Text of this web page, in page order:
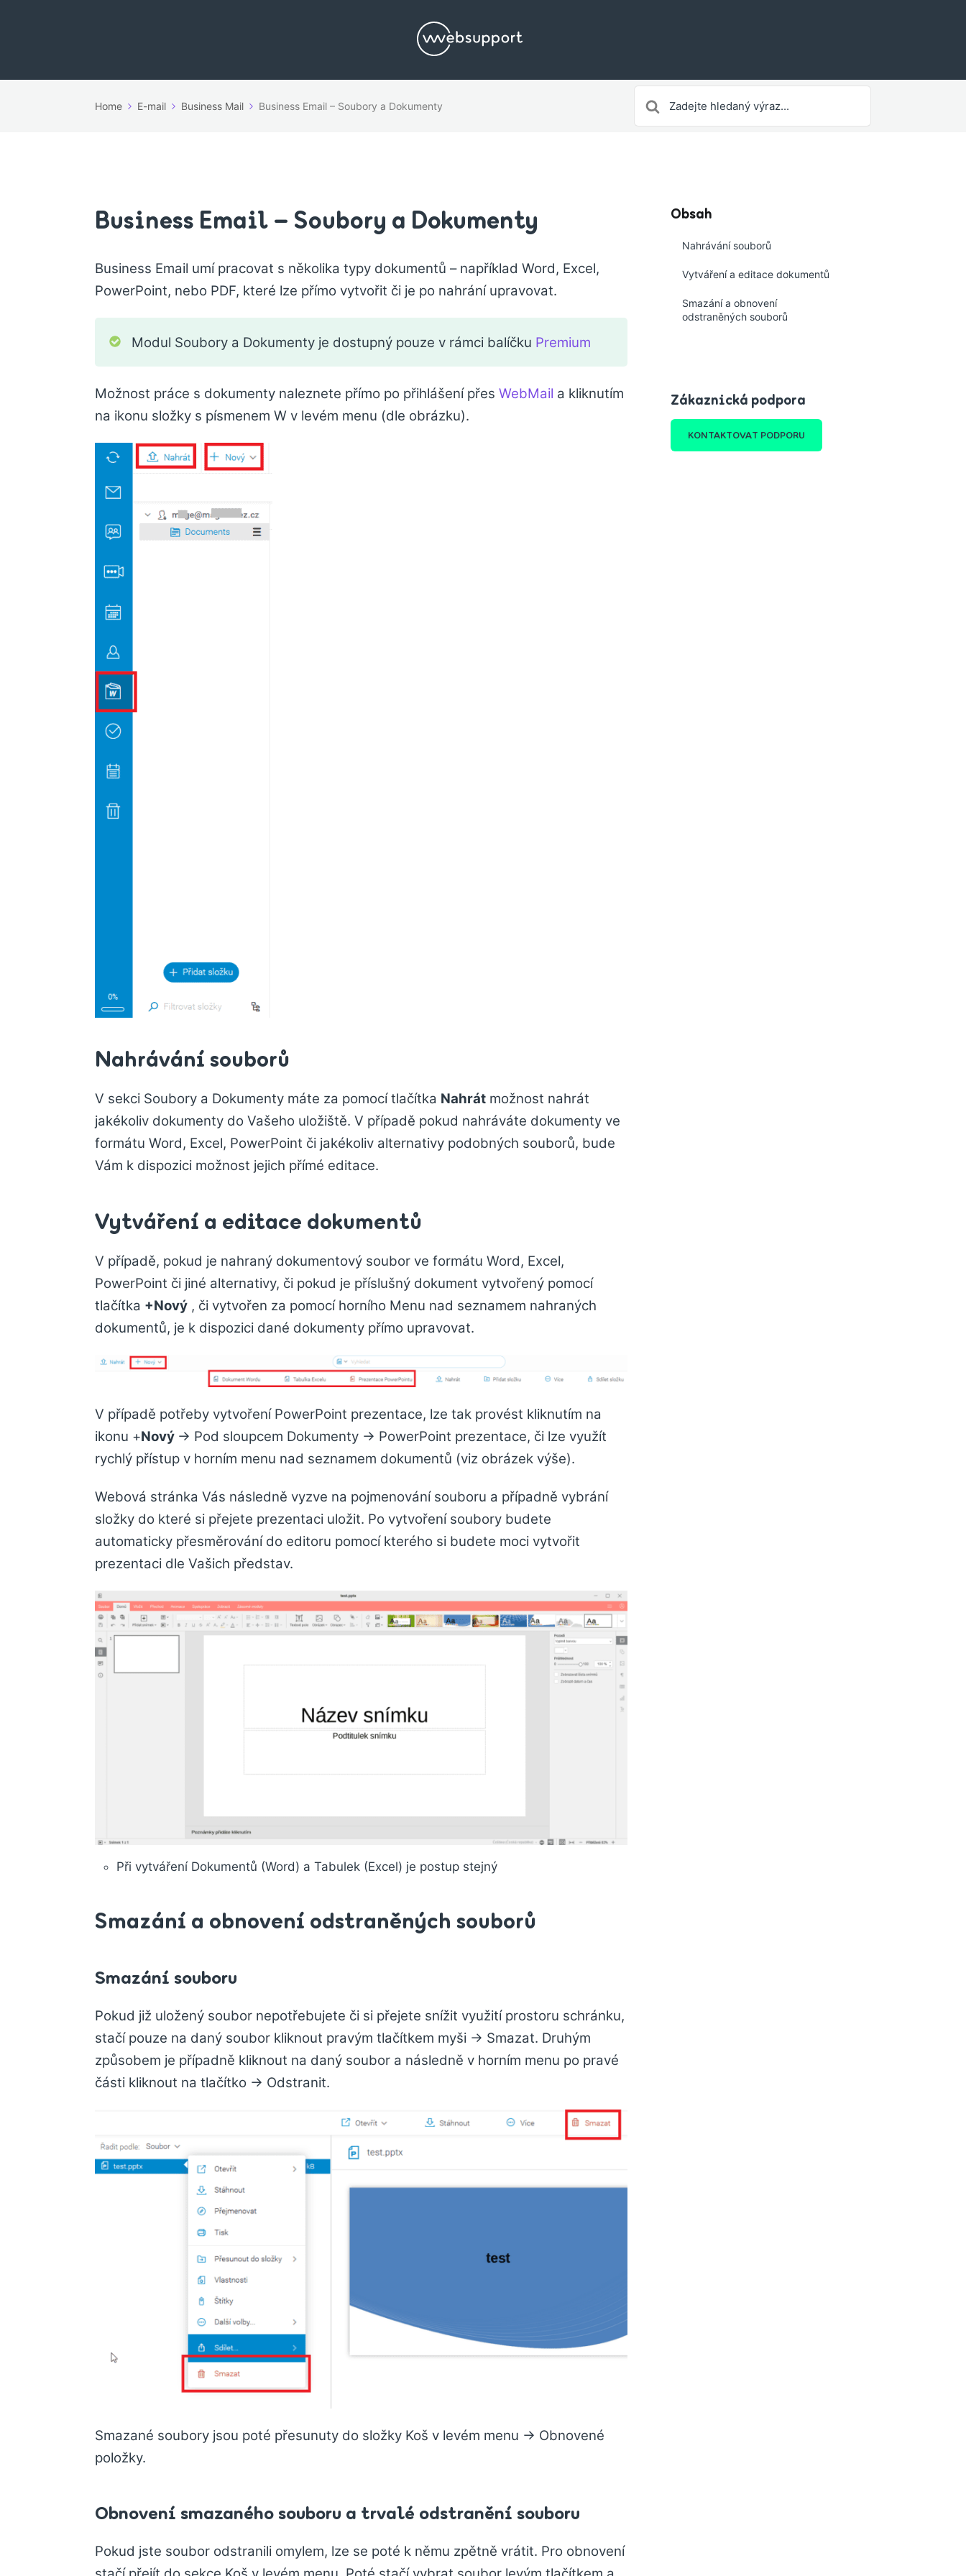
Home E-mail Business Mail Business Email – Soubory a Dokumenty
For
Business Email – Soubory a Dokumenty
Business Email umí pracovat s několika typy dokumentů – například Word, Excel,
PowerPoint, nebo PDF, které lze přímo vytvořit či je po nahrání upravovat.
Modul Soubory a Dokumenty je dostupný pouze v rámci balíčku Premium
Možnost práce s dokumenty naleznete přímo po přihlášení přes WebMail a kliknutím
na ikonu složky s písmenem W v levém menu (dle obrázku).
Nahrávání souborů
V sekci Soubory a Dokumenty máte za pomocí tlačítka Nahrát možnost nahrát
jakékoliv dokumenty do Vašeho uložiště. V případě pokud nahráváte dokumenty ve
formátu Word, Excel, PowerPoint či jakékoliv alternativy podobných souborů, bude
Vám k dispozici možnost jejich přímé editace.
Vytváření a editace dokumentů
V případě, pokud je nahraný dokumentový soubor ve formátu Word, Excel,
PowerPoint či jiné alternativy, či pokud je příslušný dokument vytvořený pomocí
tlačítka +Nový , či vytvořen za pomocí horního Menu nad seznamem nahraných
dokumentů, je k dispozici dané dokumenty přímo upravovat.
V případě potřeby vytvoření PowerPoint prezentace, lze tak provést kliknutím na
ikonu +Nový -> Pod sloupcem Dokumenty -> PowerPoint prezentace, či lze využít
rychlý přístup v horním menu nad seznamem dokumentů (viz obrázek výše).
Webová stránka Vás následně vyzve na pojmenování souboru a případně vybrání
složky do které si přejete prezentaci uložit. Po vytvoření soubory budete
automaticky přesměrování do editoru pomocí kterého si budete moci vytvořit
prezentaci dle Vašich představ.
Při vytváření Dokumentů (Word) a Tabulek (Excel) je postup stejný
Smazání a obnovení odstraněných souborů
Smazání souboru
Pokud již uložený soubor nepotřebujete či si přejete snížit využití prostoru schránku,
stačí pouze na daný soubor kliknout pravým tlačítkem myši -> Smazat. Druhým
způsobem je případně kliknout na daný soubor a následně v horním menu po pravé
části kliknout na tlačítko -> Odstranit.
Smazané soubory jsou poté přesunuty do složky Koš v levém menu -> Obnovené
položky.
Obnovení smazaného souboru a trvalé odstranění souboru
Pokud jste soubor odstranili omylem, lze se poté k němu zpětně vrátit. Pro obnovení
Obsah
Nahrávání souborů
Vytváření a editace dokumentů
Smazání a obnovení
odstraněných souborů
Zákaznická podpora
KONTAKTOVAT PODPORU